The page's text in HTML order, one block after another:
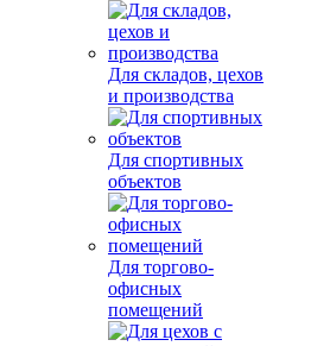
Для складов, цехов
и производства
Для спортивных
объектов
Для торгово-
офисных
помещений